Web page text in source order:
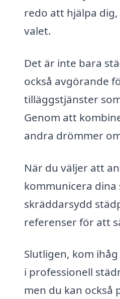
redo att hjälpa
valet.
Det är inte bara
också avgörande
tilläggstjänster
Genom att
andra drömmer
När du väljer att
kommunicera
skräddarsydd
referenser för att
Slutligen, kom
i professionell
men du kan också